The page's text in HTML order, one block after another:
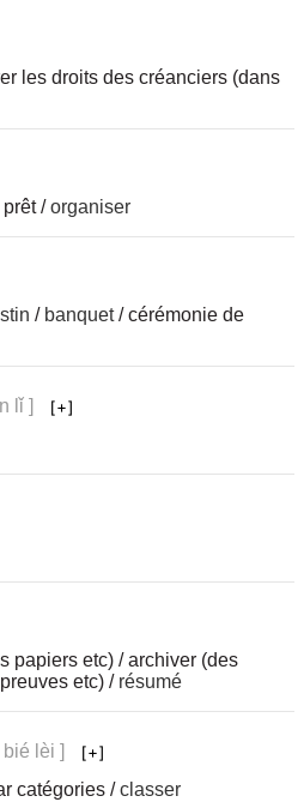
les droits des créanciers (dans
prêt /organiser
/ banquet/ cérémonie de
lǐ ]
papiers etc) / archiver (des
etc) / résumé
bié lèi ]
catégories /classer